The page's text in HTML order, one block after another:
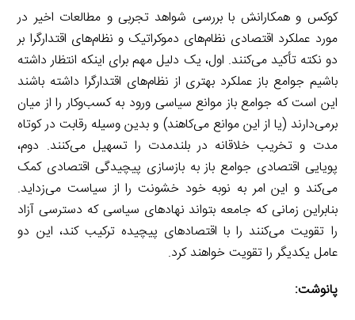
کوکس و همکارانش با بررسی شواهد تجربی و مطالعات اخیر در
مورد عملکرد اقتصادی نظام‌های دموکراتیک و نظام‌های اقتدارگرا بر
دو نکته تأکید می‌کنند. اول، یک دلیل مهم برای اینکه انتظار داشته
باشیم جوامع باز عملکرد بهتری از نظام‌های اقتدارگرا داشته باشند
این است که جوامع باز موانع سیاسی ورود به کسب‌وکار را از میان
برمی‌دارند (یا از این موانع می‌کاهند) و بدین وسیله رقابت در کوتاه
مدت و تخریب خلاقانه در بلندمدت را تسهیل می‌کنند. دوم،
پویایی اقتصادی جوامع باز به بازسازی پیچیدگی اقتصادی کمک
می‌کند و این امر به نوبه خود خشونت را از سیاست می‌زداید.
بنابراین زمانی که جامعه بتواند نهادهای سیاسی که دسترسی آزاد
را تقویت می‌کنند را با اقتصادهای پیچیده ترکیب کند، این دو
عامل یکدیگر را تقویت خواهند کرد.
پانوشت: